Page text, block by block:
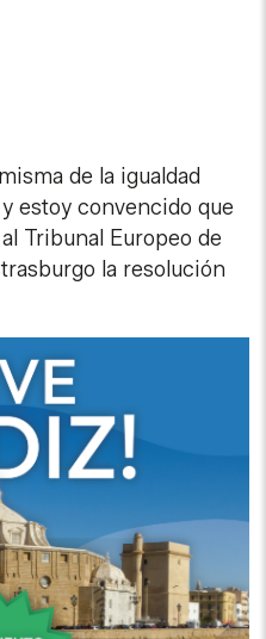
de la igualdad
estoy convencido que
Tribunal Europeo de
la resolución